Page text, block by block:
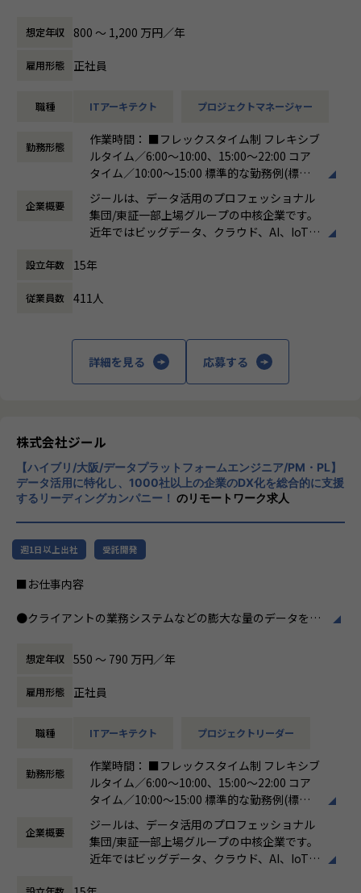
チーム配属後は数ヶ月程度チームのリーダーとしてテクニカ
チームメンバーの様子や配属後の状況を見ながら最終的には
ームを牽引いただきます。
当社には大きく分けて3つの事業部があり、当求人はiTOC事
業部BzD部0-WANの求人となります。
キャリア/ISPの大規模ネットワークの運用～構築やコンサル
ティングを伴うネットワークSIといったネットワーク領域の
技術支援を中心に、ゼロトラスト事業とネットワーク自動化
事業にも注力しています。
◎BzD部
ビジネスディベロップメントの意味で、その名の通り、新し
アサイン予定のチームについて
・テクニカルサポートチーム
・2022年に新規に立ち上げたプロジェクトです
・組織拡大へ向けてチーム化を進めています
・幅広い年齢層や男女問わずエンジニアが活躍しており、フ
ラットで多様性のあるチームです。
め、学習トレーニングや検証環境が充実しており、技術スキ
・自宅からのリモートワークが中心ですが、アサイン案件次
データーセンターやお客様拠点での夜間作業が発生する場合
・お客様環境とは別に、0-WAN独自の検証環境もあり、必要
に応じて利用することが出来ます。
・チームメンバーのバックグラウンドを活かして、多様な視
点から意見を出し、品質を高めています
◎ワークライフバランス
・平均残業時間は20h/月、案件によっては夜間作業などによ
り残業時間が多くなる場合もあります。深夜帯には加算があ
s Intelligence)と呼ばれるシステムの導入から実行支援まで
を行っています。またクラウドを含むデータ基盤全体のDX構
想から実施します。
まで、プロジェクトに一気通貫で関わって頂きます。
く、DB、インフラ、プロジェクト管理、エンドユーザーと
のコミュニケーション能力など、幅広い経験に基づくスキル
アップ・キャリアアップが可能な環境です。
●エンドユーザー様と直接やり取りをする立場であり、要件
定義など上流工程に携われます。
適正に応じて、会社の指示する業務への異動を命じることが
想定年収 800 〜 1,200 万円／年
雇用形態 正社員
職種 ITアーキテクト プロジェクトマネージャー
勤務形態
作業時間： ■フレックスタイム制 フレキシブ
ルタイム／6:00～10:00、15:00～22:00 コア
タイム／10:00～15:00 標準的な勤務例(標準
労働時間)／9:00～18:00
働き方：フレックス制（コアタイムあり）
時間外労働の有無： 有（月平均19時間）
休憩時間： 60分
企業概要
ジールは、データ活用のプロフェッショナル
集団/東証一部上場グループの中核企業です。
近年ではビッグデータ、クラウド、AI、IoTを
する立場にスコープを拡張しています。
顧客の大半は大手企業となっており、30年以
■Mission：専門性と技術力、高度な分析ノ
ズに応えるため、私たちは「プロフェッショ
ナルサービスの大衆化」をミッションとして
掲げております。高い専門性を持った技術
力、深い経験から得られた多様性のある高度
な分析力をハイクオリティ＆ローコストで提
供することで、企業の競争優位確保に貢献す
ることを私たちは使命としております。
員全員が燃える会社」を目指しています。理
展する企業です。そして、社員全員が燃え続
ます。お客様に対する長期的な貢献を果たす
設立年数 15年
従業員数 411人
詳細を見る 応募する
株式会社ジール
【ハイブリ/大阪/データプラットフォームエンジニア/PM・PL】
データ活用に特化し、1000社以上の企業のDX化を総合的に支援
するリーディングカンパニー！ のリモートワーク求人
週1日以上出社 受託開発
■お仕事内容
●クライアントの業務システムなどの膨大な量のデータを蓄
s Intelligence)を含むデータプラットフォームの導入から実
行支援までを行っています。
●クライアントの要望に沿ったデータプラットフォームの企
きます。
く、DB、インフラ、プロジェクト管理、エンドユーザーと
のコミュニケーション能力など、幅広い経験に基づくスキル
アップ・キャリアアップが可能な環境です。
●エンドユーザー様と直接やり取りをする立場であり、要件
定義など上流工程に携われます。
適正に応じて、会社の指示する業務への異動を命じることが
想定年収 550 〜 790 万円／年
雇用形態 正社員
職種 ITアーキテクト プロジェクトリーダー
勤務形態
作業時間： ■フレックスタイム制 フレキシブ
ルタイム／6:00～10:00、15:00～22:00 コア
タイム／10:00～15:00 標準的な勤務例(標準
労働時間)／9:00～18:00
働き方：フレックス制（コアタイムあり）
時間外労働の有無： 有（月平均19時間）
休憩時間： 60分
企業概要
ジールは、データ活用のプロフェッショナル
集団/東証一部上場グループの中核企業です。
近年ではビッグデータ、クラウド、AI、IoTを